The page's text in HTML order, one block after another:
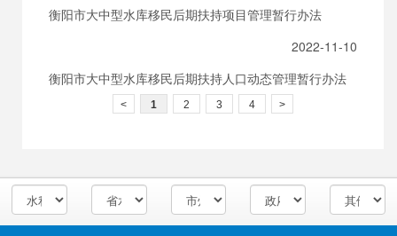
衡阳市大中型水库移民后期扶持项目管理暂行办法
2022-11-10
衡阳市大中型水库移民后期扶持人口动态管理暂行办法
< 1 2 3 4 >